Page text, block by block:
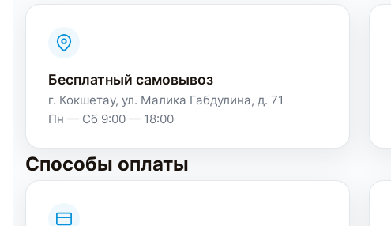
Бесплатный самовывоз
г. Кокшетау, ул. Малика Габдулина, д. 71
Пн — Сб 9:00 — 18:00
Способы оплаты